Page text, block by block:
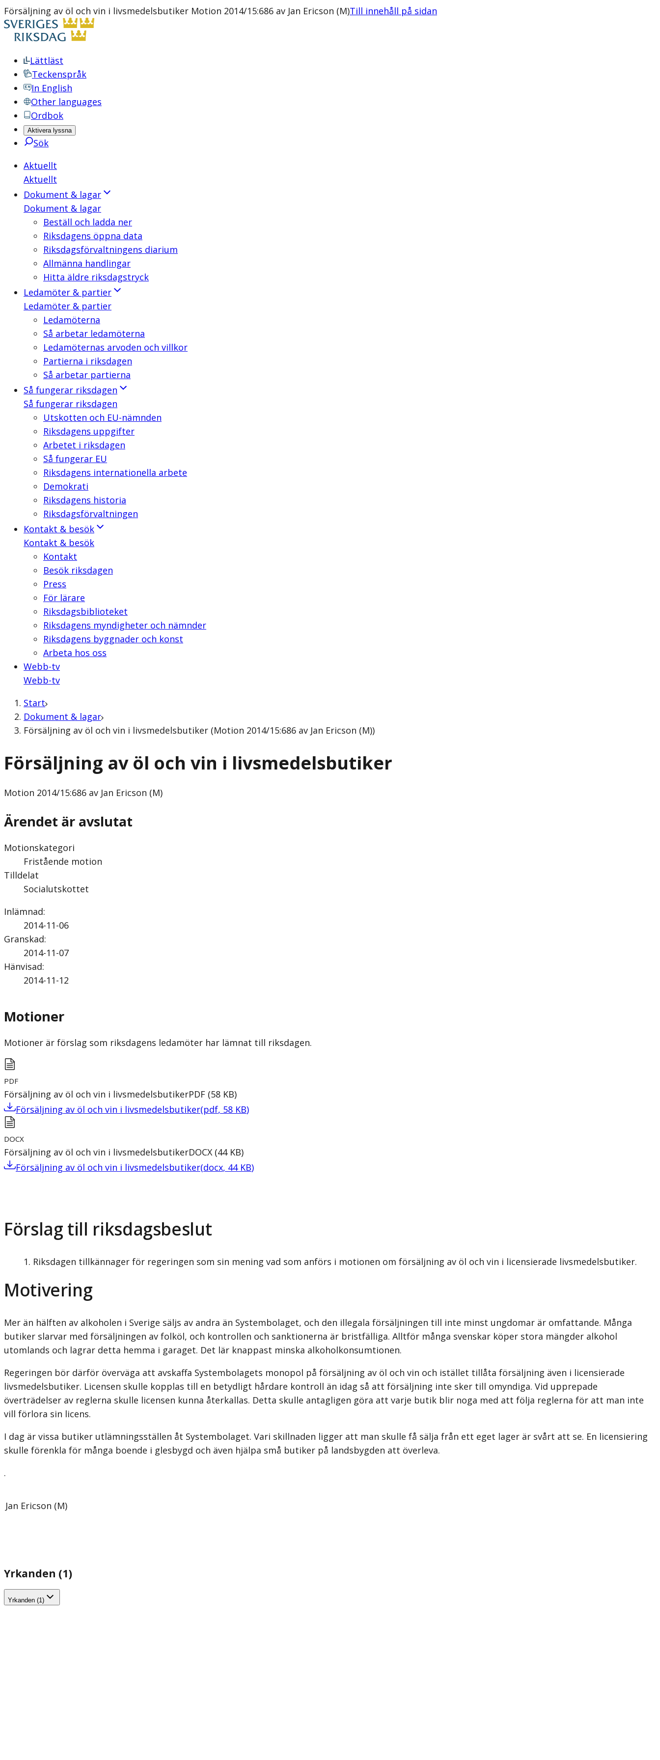
Försäljning av öl och vin i livsmedelsbutiker Motion 2014/15:686 av Jan Ericson (M)Till innehåll på sidan
Lättläst
Teckenspråk
In English
Other languages
Ordbok
Aktivera lyssna
Sök
Aktuellt
Aktuellt
Dokument & lagar
Dokument & lagar
Beställ och ladda ner
Riksdagens öppna data
Riksdagsförvaltningens diarium
Allmänna handlingar
Hitta äldre riksdagstryck
Ledamöter & partier
Ledamöter & partier
Ledamöterna
Så arbetar ledamöterna
Ledamöternas arvoden och villkor
Partierna i riksdagen
Så arbetar partierna
Så fungerar riksdagen
Så fungerar riksdagen
Utskotten och EU-nämnden
Riksdagens uppgifter
Arbetet i riksdagen
Så fungerar EU
Riksdagens internationella arbete
Demokrati
Riksdagens historia
Riksdagsförvaltningen
Kontakt & besök
Kontakt & besök
Kontakt
Besök riksdagen
Press
För lärare
Riksdagsbiblioteket
Riksdagens myndigheter och nämnder
Riksdagens byggnader och konst
Arbeta hos oss
Webb-tv
Webb-tv
Start
Dokument & lagar
Försäljning av öl och vin i livsmedelsbutiker (Motion 2014/15:686 av Jan Ericson (M))
Försäljning av öl och vin i livsmedelsbutiker
Motion 2014/15:686 av Jan Ericson (M)
Ärendet är avslutat
Motionskategori
Fristående motion
Tilldelat
Socialutskottet
Inlämnad:
2014-11-06
Granskad:
2014-11-07
Hänvisad:
2014-11-12
Motioner
Motioner är förslag som riksdagens ledamöter har lämnat till riksdagen.
PDF
Försäljning av öl och vin i livsmedelsbutikerPDF (58 KB)
Försäljning av öl och vin i livsmedelsbutiker(pdf, 58 KB)
DOCX
Försäljning av öl och vin i livsmedelsbutikerDOCX (44 KB)
Försäljning av öl och vin i livsmedelsbutiker(docx, 44 KB)
Förslag till riksdagsbeslut
Riksdagen tillkännager för regeringen som sin mening vad som anförs i motionen om försäljning av öl och vin i licensierade livsmedelsbutiker.
Motivering
Mer än hälften av alkoholen i Sverige säljs av andra än Systembolaget, och den illegala försäljningen till inte minst ungdomar är omfattande. Många
butiker slarvar med försäljningen av folköl, och kontrollen och sanktionerna är bristfälliga. Alltför många svenskar köper stora mängder alkohol
utomlands och lagrar detta hemma i garaget. Det lär knappast minska alkoholkonsumtionen.
Regeringen bör därför överväga att avskaffa Systembolagets monopol på försäljning av öl och vin och istället tillåta försäljning även i licensierade
livsmedelsbutiker. Licensen skulle kopplas till en betydligt hårdare kontroll än idag så att försäljning inte sker till omyndiga. Vid upprepade
överträdelser av reglerna skulle licensen kunna återkallas. Detta skulle antagligen göra att varje butik blir noga med att följa reglerna för att man inte
vill förlora sin licens.
I dag är vissa butiker utlämningsställen åt Systembolaget. Vari skillnaden ligger att man skulle få sälja från ett eget lager är svårt att se. En licensiering
skulle förenkla för många boende i glesbygd och även hjälpa små butiker på landsbygden att överleva.
.
Jan Ericson (M)
Yrkanden (1)
Yrkanden (1)